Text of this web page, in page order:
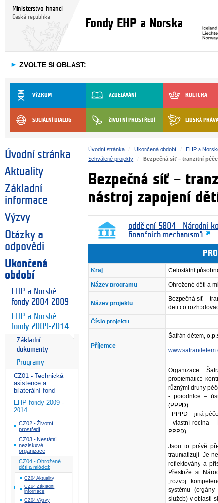
Ministerstvo financí
Česká republika
Fondy EHP a Norska
► ZVOLTE SI OBLAST:
VÝZKUM VZDĚLÁVÁNÍ KULTURA
SOCIÁLNÍ DIALOG ŽIVOTNÍ PROSTŘEDÍ LIDSKÁ PRÁVA
Úvodní stránka
Aktuality
Základní
informace
Výzvy
Otázky a
odpovědi
Ukončená
období
EHP a Norské
fondy 2004-2009
EHP a Norské
fondy 2009-2014
Základní
dokumenty
Programy
CZ01 - Technická
asistence a
bilaterální fond
EHP fondy 2009 -
2014
CZ02 - Životní
prostředí
CZ03 - Nestátní
neziskové
organizace
CZ04 - Ohrožené
děti a mládež
CZ04 Aktuality
CZ04 Základní
informace
CZ04 Výzvy
Úvodní stránka Ukončená období
EHP a
Schválené projekty
Bezpečná síť – tranzitní
Bezpečná síť –
nástroj zapojení
oddělení 5804 - Národní
finančních mechanismů
Kraj Celostátní
Název programu Ohrožené děti a
Název projektu
Bezpečná síť –
dětí do
Číslo projektu ---
Příjemce
Šafrán dětem,
Organizace
problematice
různými druhy
- porodnice –
(PPPD)
- PPPD – jiná
- vlastní rodina –
PPPD)
Jsou to právě
traumatizují. Je
reflektovány a
Přestože si
„rozvoj
systému (orgány
služeb) v oblasti